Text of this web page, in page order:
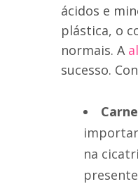
ácidos e
plástica, o
normais. A
sucesso.
na